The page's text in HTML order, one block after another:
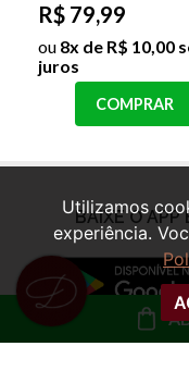
R$ 79,99
ou 8x de R$ 10,00
juros
COMPRAR
Utilizamos
experiência.